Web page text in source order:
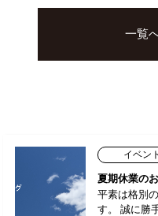
一覧
イベン
夏期休業の
平素は格別
す。 誠に勝